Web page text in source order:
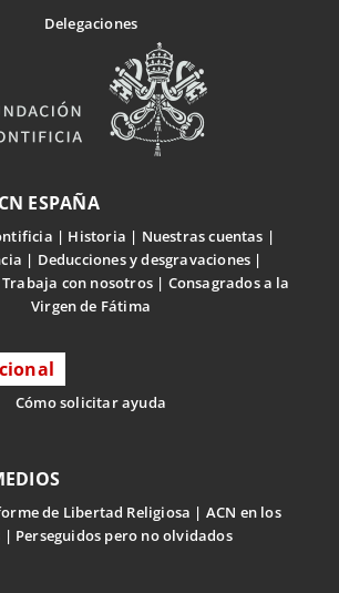
Delegaciones
ESPAÑA
Historia
Nuestras cuentas
Deducciones y desgravaciones
Trabaja con nosotros
Consagrados a la
Virgen de Fátima
Cómo solicitar ayuda
de Libertad Religiosa
ACN en los
Perseguidos pero no olvidados